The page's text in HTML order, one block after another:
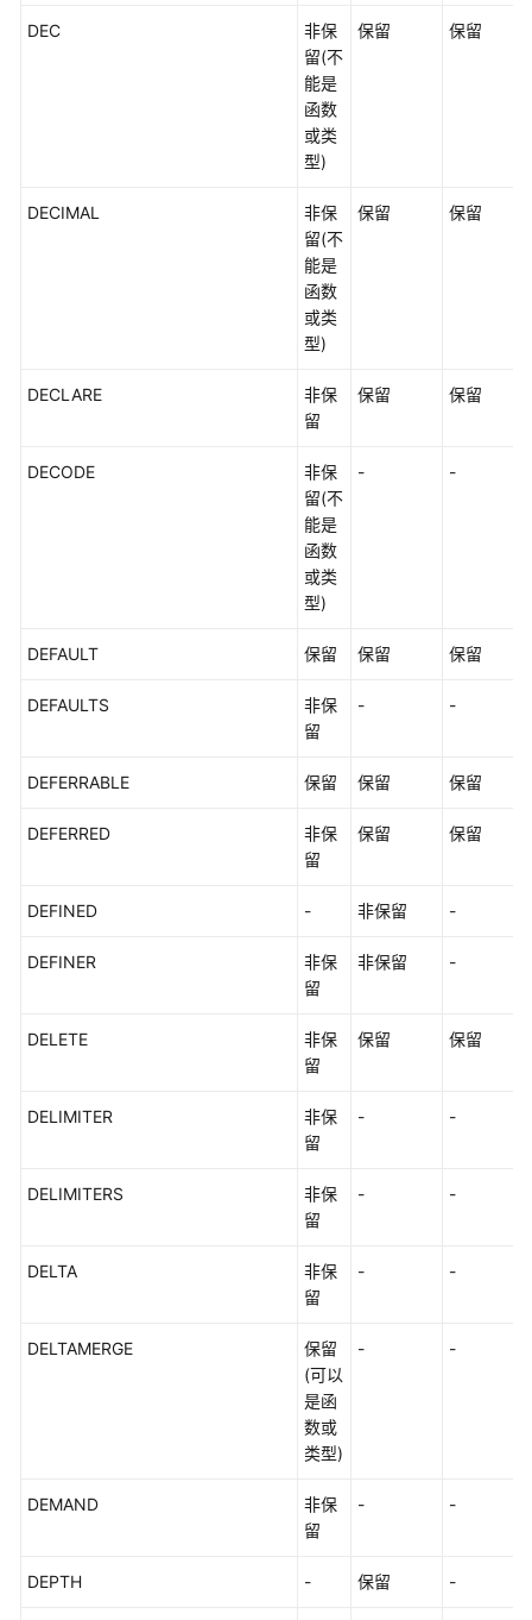
DEC
非保
留(不
能是
函数
或类
型)
保留 保留
DECIMAL
非保
留(不
能是
函数
或类
型)
保留 保留
DECLARE
非保
留
保留 保留
DECODE
非保
留(不
能是
函数
或类
型)
- -
DEFAULT 保留 保留 保留
DEFAULTS
非保
留
- -
DEFERRABLE 保留 保留 保留
DEFERRED
非保
留
保留 保留
DEFINED - 非保留 -
DEFINER
非保
留
非保留 -
DELETE
非保
留
保留 保留
DELIMITER
非保
留
- -
DELIMITERS
非保
留
- -
DELTA
非保
留
- -
DELTAMERGE
保留
(可以
是函
数或
类型)
- -
DEMAND
非保
留
- -
DEPTH - 保留 -